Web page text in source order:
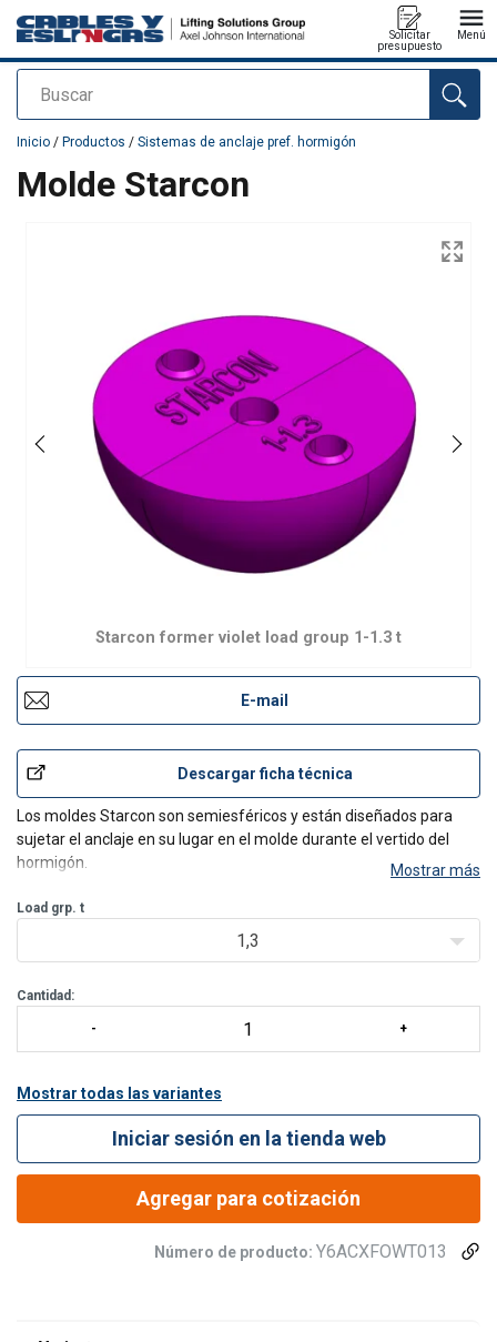
Buscar
Solicitar
presupuesto
Menú
Agregado a su presupuesto
Inicio / Productos / Sistemas de anclaje pref. hormigón
Molde Starcon
Starcon former violet load group 1-1.3 t
E-mail
Descargar ficha técnica
Los moldes Starcon son semiesféricos y están diseñados para
sujetar el anclaje en su lugar en el molde durante el vertido del
hormigón.
Mostrar más
Load grp. t
1,3
Cantidad:
Mostrar todas las variantes
Iniciar sesión en la tienda web
Agregar para cotización
Número de producto: Y6ACXFOWT013